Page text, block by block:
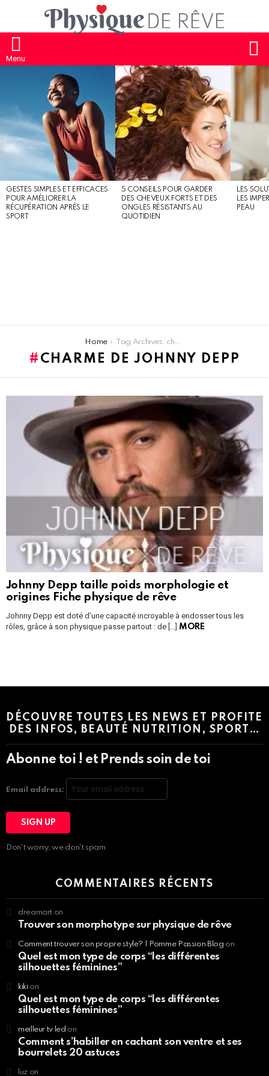
Menu
GESTES SIMPLES ET EFFICACES
POUR AMÉLIORER LA
RÉCUPÉRATION APRÈS LE
SPORT
5 CONSEILS POUR GARDER
DES CHEVEUX FORTS ET DES
ONGLES RÉSISTANTS AU
QUOTIDIEN
LES
LES
PEAU
Home Tag Archives: charme de Johnny Depp
CHARME DE JOHNNY DEPP
STORIES
Johnny Depp taille poids morphologie et
origines Fiche physique de rêve
Johnny Depp est doté d’une capacité incroyable à endosser tous les
rôles, grâce à son physique passe partout : de […] MORE
DÉCOUVRE TOUTES LES NEWS ET PROFITE
DES INFOS, BEAUTÉ NUTRITION, SPORT…
Abonne toi ! et Prends soin de toi
Email address:
Don't worry, we don't spam
COMMENTAIRES RÉCENTS
dreamart on
Trouver son morphotype sur physique de rêve
Comment trouver son propre style? | Pomme Passion Blog on
Quel est mon type de corps “les différentes
silhouettes féminines”
kikion
Quel est mon type de corps “les différentes
silhouettes féminines”
meilleur tv led on
Comment s’habiller en cachant son ventre et ses
bourrelets 20 astuces
luzon